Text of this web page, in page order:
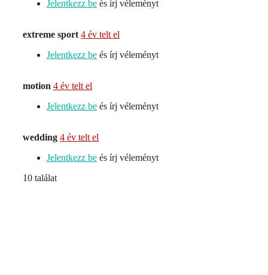
Jelentkezz be és írj véleményt
extreme sport 4 év telt el
Jelentkezz be és írj véleményt
motion 4 év telt el
Jelentkezz be és írj véleményt
wedding 4 év telt el
Jelentkezz be és írj véleményt
10 találat